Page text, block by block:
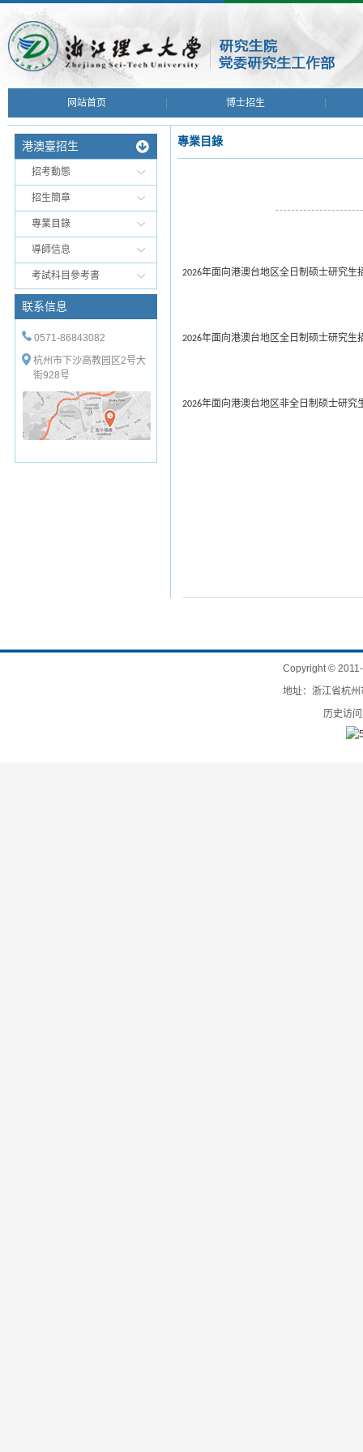
网站首页 博士招生
港澳臺招生
招考動態
招生簡章
專業目錄
導師信息
考試科目參考書
联系信息
0571-86843082
杭州市下沙高教园区2号大
街928号
專業目錄
2026年面向港澳台地区全日制硕士研究生
2026年面向港澳台地区全日制硕士研究生
2026年面向港澳台地区非全日制硕士研究
Copyright©
地址：浙江省杭
历史访